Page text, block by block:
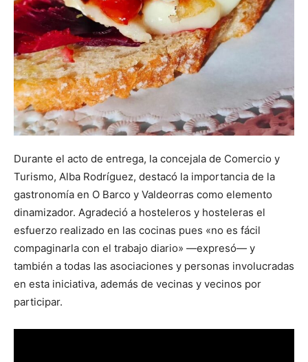
Durante el acto de entrega, la concejala de Comercio y
Turismo, Alba Rodríguez, destacó la importancia de la
gastronomía en O Barco y Valdeorras como elemento
dinamizador. Agradeció a hosteleros y hosteleras el
esfuerzo realizado en las cocinas pues «no es fácil
compaginarla con el trabajo diario» —expresó— y
también a todas las asociaciones y personas involucradas
en esta iniciativa, además de vecinas y vecinos por
participar.